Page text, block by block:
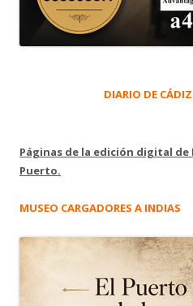
DIARIO DE
Páginas de la edición digital de
Puerto.
MUSEO CARGADORES A INDIAS